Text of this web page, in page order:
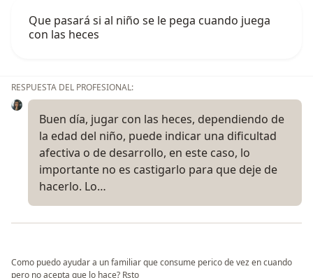
Que pasará si al niño se le pega cuando juega
con las heces
RESPUESTA DEL PROFESIONAL:
Buen día, jugar con las heces, dependiendo de
la edad del niño, puede indicar una dificultad
afectiva o de desarrollo, en este caso, lo
importante no es castigarlo para que deje de
hacerlo. Lo…
Como puedo ayudar a un familiar que consume perico de vez en cuando
pero no acepta que lo hace? Rsto